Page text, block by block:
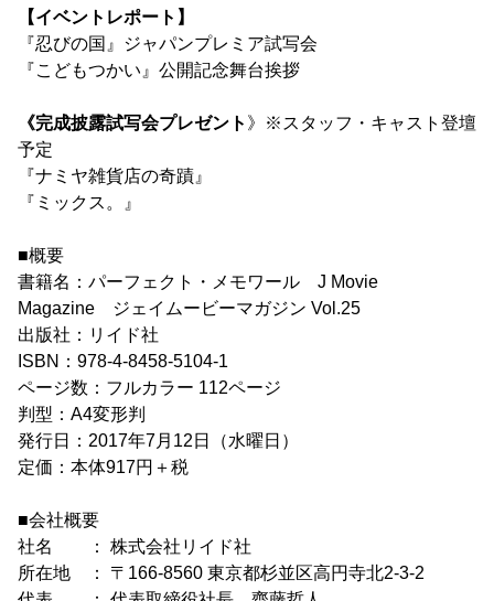
【イベントレポート】
『忍びの国』ジャパンプレミア試写会
『こどもつかい』公開記念舞台挨拶
《完成披露試写会プレゼント 》※スタッフ・キャスト登壇
予定
『ナミヤ雑貨店の奇蹟』
『ミックス。』
■概要
書籍名：パーフェクト・メモワール J Movie
Magazine ジェイムービーマガジン Vol.25
出版社：リイド社
ISBN：978-4-8458-5104-1
ページ数：フルカラー 112ページ
判型：A4変形判
発行日：2017年7月12日（水曜日）
定価：本体917円＋税
■会社概要
社名 ： 株式会社リイド社
所在地 ： 〒166-8560 東京都杉並区高円寺北2-3-2